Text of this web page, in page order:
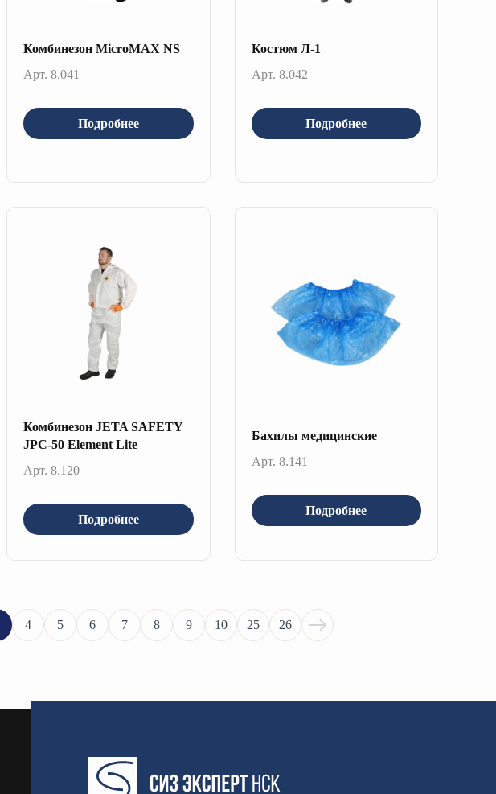
Комбинезон MicroMAX NS
Арт. 8.041
Подробнее
Костюм Л-1
Арт. 8.042
Подробнее
Комбинезон JETA SAFETY
JPC-50 Element Lite
Арт. 8.120
Подробнее
Бахилы медицинские
Арт. 8.141
Подробнее
4 5 6 7 8 9 10 25 26